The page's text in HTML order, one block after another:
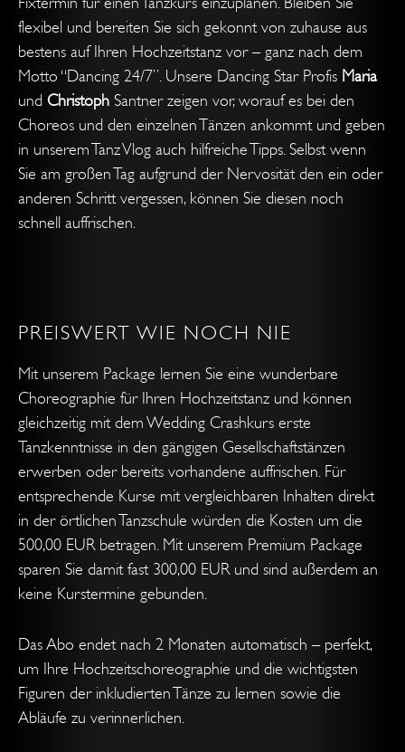
flexibel und bereiten Sie sich gekonnt von zuhause aus
bestens auf Ihren Hochzeitstanz vor – ganz nach dem
Motto “Dancing 24/7”. Unsere Dancing Star Profis Maria
und Christoph Santner zeigen vor, worauf es bei den
Choreos und den einzelnen Tänzen ankommt und geben
in unserem Tanz Vlog auch hilfreiche Tipps. Selbst wenn
Sie am großen Tag aufgrund der Nervosität den ein oder
anderen Schritt vergessen, können Sie diesen noch
schnell auffrischen.
PREISWERT WIE NOCH NIE
Mit unserem Package lernen Sie eine wunderbare
Choreographie für Ihren Hochzeitstanz und können
gleichzeitig mit dem Wedding Crashkurs erste
Tanzkenntnisse in den gängigen Gesellschaftstänzen
erwerben oder bereits vorhandene auffrischen. Für
entsprechende Kurse mit vergleichbaren Inhalten direkt
in der örtlichen Tanzschule würden die Kosten um die
500,00 EUR betragen. Mit unserem Premium Package
sparen Sie damit fast 300,00 EUR und sind außerdem an
keine Kurstermine gebunden.
Das Abo endet nach 2 Monaten automatisch – perfekt,
um Ihre Hochzeitschoreographie und die wichtigsten
Figuren der inkludierten Tänze zu lernen sowie die
Abläufe zu verinnerlichen.